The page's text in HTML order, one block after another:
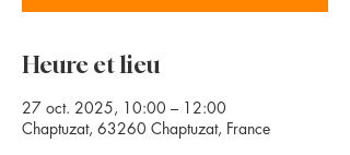
Heure et lieu
27 oct. 2025, 10:00 – 12:00
Chaptuzat, 63260 Chaptuzat, France